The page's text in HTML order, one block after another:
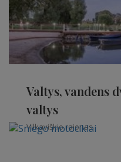
Valtys, vandens
valtys
Vilkaviškio rajonas